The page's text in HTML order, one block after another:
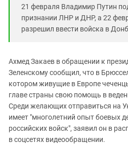
21 февраля Владимир Путин
признании ЛНР и ДНР, а 22
разрешил ввести войска в
Ахмед Закаев в обращении к
Зеленскому сообщил, что в
котором живущие в Европе
главе страны свою помощь в
Среди желающих отправиться на
имеет "многолетний опыт боевых
российских войск", заявил он в
в соцсетях видеообращении.